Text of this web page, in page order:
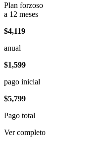
Plan forzoso
a 12 meses
$4,119
anual
$1,599
pago inicial
$5,799
Pago total
Ver completo